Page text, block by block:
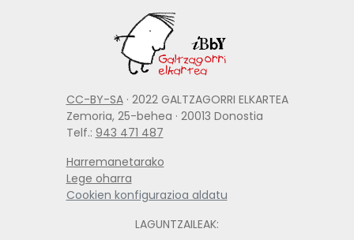
CC-BY-SA· 2022 GALTZAGORRI ELKARTEA
Zemoria, 25-behea · 20013 Donostia
Telf.: 943 471 487
Harremanetarako
Lege oharra
Cookien konfigurazioa aldatu
LAGUNTZAILEAK: